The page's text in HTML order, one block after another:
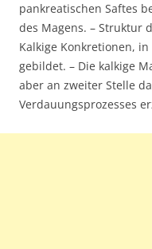
pankreatischen Saftes
des Magens. – Struktur
Kalkige Konkretionen,
gebildet. – Die kalkige
aber an zweiter Stelle
Verdauungsprozesses